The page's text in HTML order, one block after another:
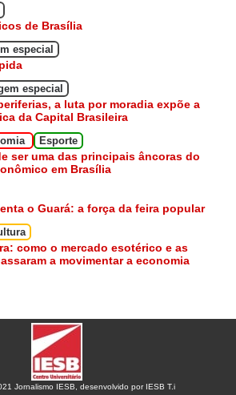
de Brasília
especial
especial
a luta por moradia expõe a
da Capital Brasileira
Esporte
ser uma das principais âncoras do
em Brasília
o Guará: a força da feira popular
como o mercado esotérico e as
a movimentar a economia
Jornalismo IESB, desenvolvido por IESB T.i